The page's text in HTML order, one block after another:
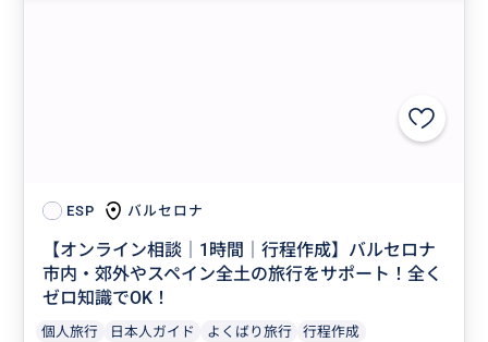
ESP バルセロナ
【オンライン相談｜1時間｜行程作成】バルセロナ
市内・郊外やスペイン全土の旅行をサポート！全く
ゼロ知識でOK！
個人旅行 日本人ガイド よくばり旅行 行程作成